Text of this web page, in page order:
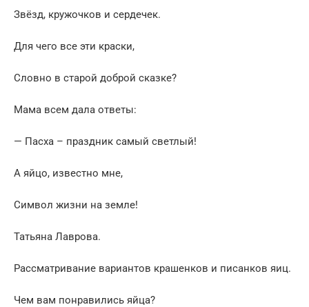
Звёзд, кружочков и сердечек.
Для чего все эти краски,
Словно в старой доброй сказке?
Мама всем дала ответы:
— Пасха – праздник самый светлый!
А яйцо, известно мне,
Символ жизни на земле!
Татьяна Лаврова.
Рассматривание вариантов крашенков и писанков яиц.
Чем вам понравились яйца?